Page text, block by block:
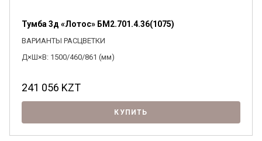
Тумба 3д «Лотос» БМ2.701.4.36(1075)
ВАРИАНТЫ РАСЦВЕТКИ
Д×Ш×В: 1500/460/861 (мм)
241 056 KZT
КУПИТЬ